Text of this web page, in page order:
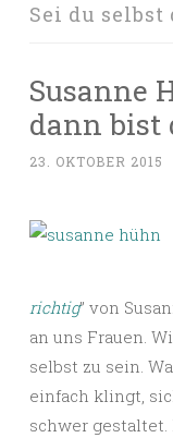
Sei du
Susanne
dann bist
23. OKTOBER 2015
richtig” von
an uns Frauen.
selbst zu sein.
einfach klingt,
schwer